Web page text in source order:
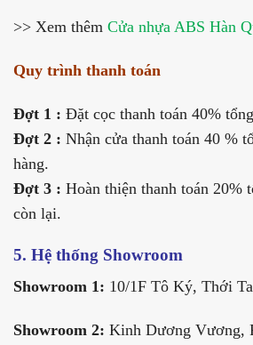
>> Xem thêm Cửa nhựa ABS Hàn
Quy trình thanh toán
Đợt 1 : Đặt cọc thanh toán 40%
Đợt 2 : Nhận cửa thanh toán 40 %
hàng.
Đợt 3 : Hoàn thiện thanh toán 20%
còn lại.
5. Hệ thống Showroom
Showroom 1: 10/1F Tô Ký, Thới
Showroom 2: Kinh Dương Vương,